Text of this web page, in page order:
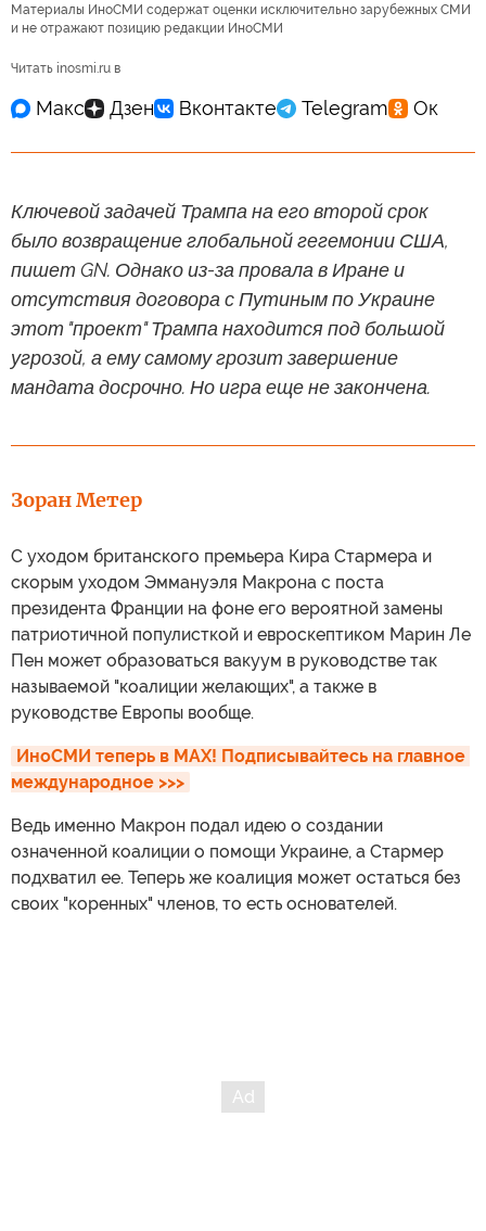
Материалы ИноСМИ содержат оценки исключительно зарубежных СМИ
и не отражают позицию редакции ИноСМИ
Читать inosmi.ru в
Ключевой задачей Трампа на его второй срок
было возвращение глобальной гегемонии США,
пишет GN. Однако из-за провала в Иране и
отсутствия договора с Путиным по Украине
этот "проект" Трампа находится под большой
угрозой, а ему самому грозит завершение
мандата досрочно. Но игра еще не закончена.
Зоран Метер
С уходом британского премьера Кира Стармера и
скорым уходом Эммануэля Макрона с поста
президента Франции на фоне его вероятной замены
патриотичной популисткой и евроскептиком Марин Ле
Пен может образоваться вакуум в руководстве так
называемой "коалиции желающих", а также в
руководстве Европы вообще.
ИноСМИ теперь в MAX! Подписывайтесь на главное
международное >>>
Ведь именно Макрон подал идею о создании
означенной коалиции о помощи Украине, а Стармер
подхватил ее. Теперь же коалиция может остаться без
своих "коренных" членов, то есть основателей.